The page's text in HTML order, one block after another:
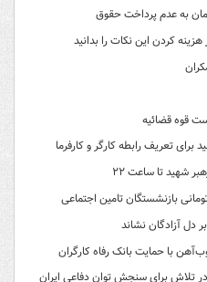
به عدم پرداخت حقوق
کردن این نکات را بدانید
قوه‌ قضائیه
تعریف رابطه کارگر و کارفرما
شهید تا ساعت ۲۲
دل آزادگان نشاند
با حمایت‌ بانک رفاه کارگران
تلاش برای سنجش توان دفاعی ایران